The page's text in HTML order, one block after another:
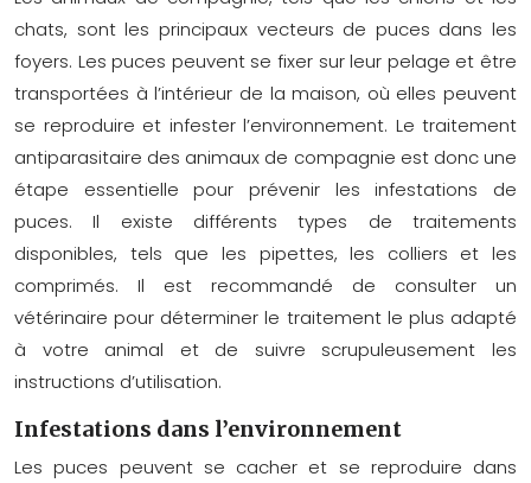
chats, sont les principaux vecteurs de puces dans les
foyers. Les puces peuvent se fixer sur leur pelage et être
transportées à l’intérieur de la maison, où elles peuvent
se reproduire et infester l’environnement. Le traitement
antiparasitaire des animaux de compagnie est donc une
étape essentielle pour prévenir les infestations de
puces. Il existe différents types de traitements
disponibles, tels que les pipettes, les colliers et les
comprimés. Il est recommandé de consulter un
vétérinaire pour déterminer le traitement le plus adapté
à votre animal et de suivre scrupuleusement les
instructions d’utilisation.
Infestations dans l’environnement
Les puces peuvent se cacher et se reproduire dans